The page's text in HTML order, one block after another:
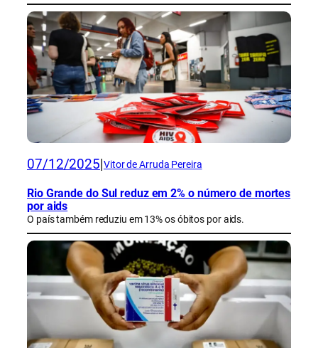
07/12/2025 Vitor de Arruda Pereira
Rio Grande do Sul reduz em 2% o número de mortes
por aids
O país também reduziu em 13% os óbitos por aids.